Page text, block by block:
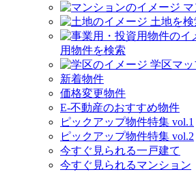
土地を検
用物件を検索
学区マ
新着物件
価格変更物件
E-不動産のおすすめ物件
ピックアップ物件特集 vol.1
ピックアップ物件特集 vol.2
今すぐ見られる一戸建て
今すぐ見られるマンション